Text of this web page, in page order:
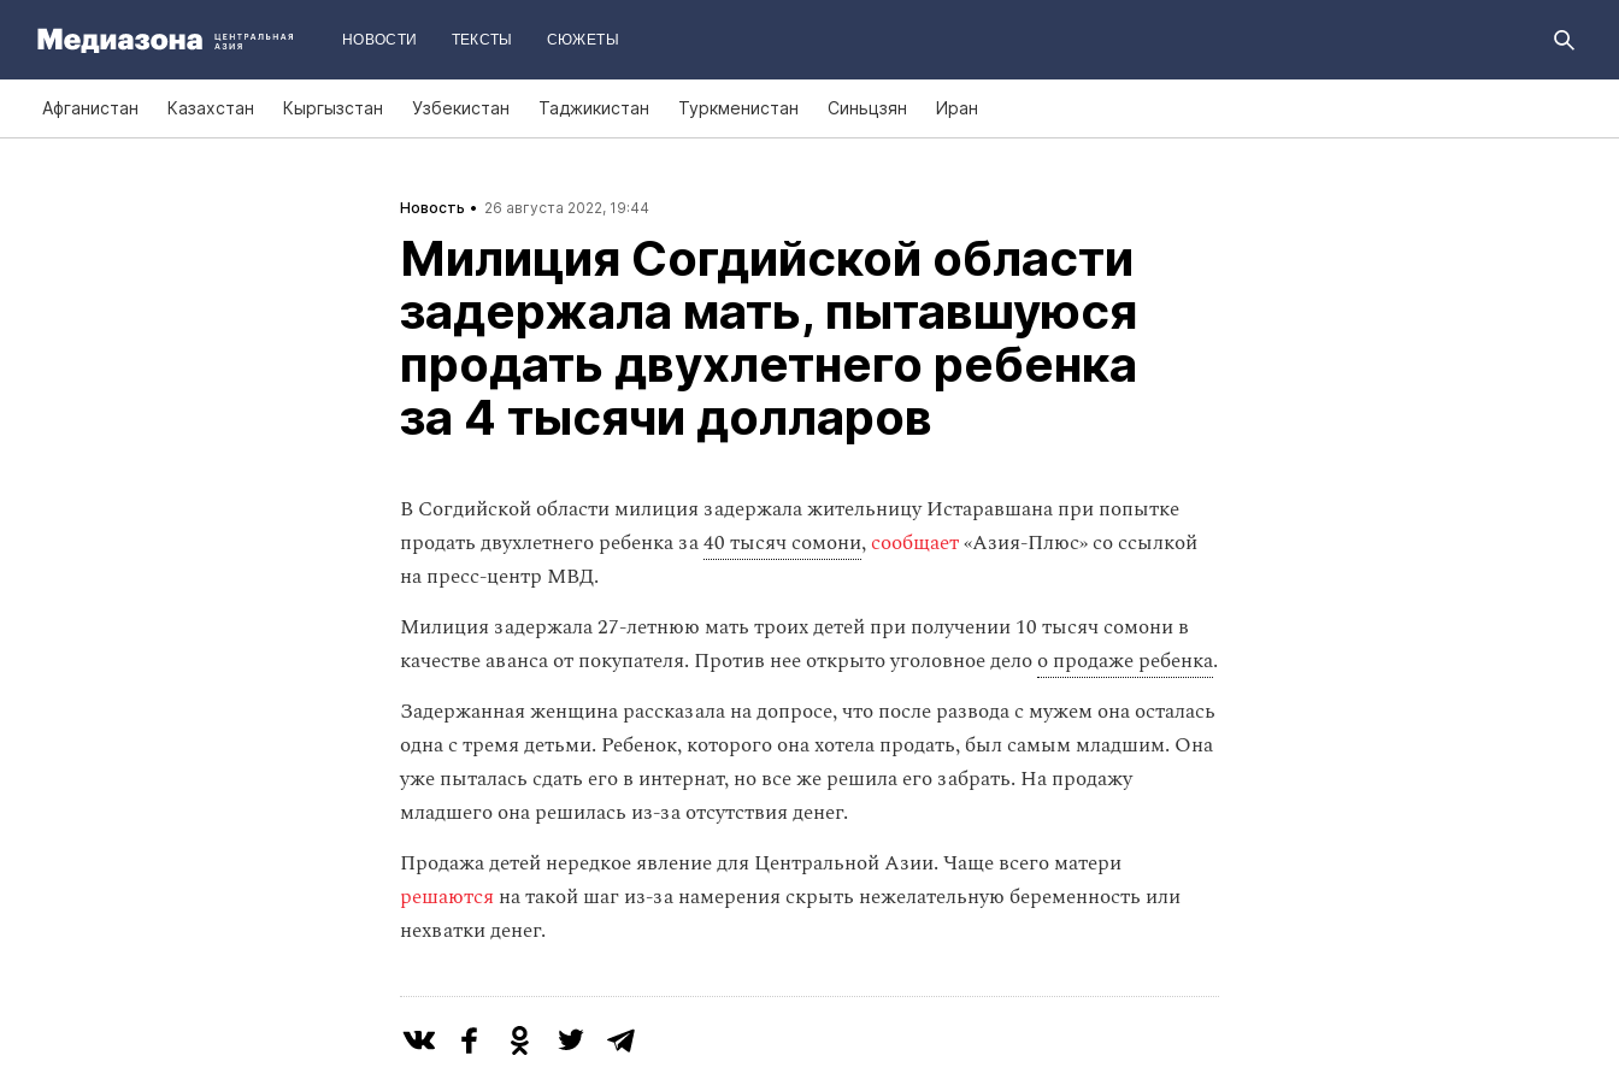
НОВОСТИ ТЕКСТЫ СЮЖЕТЫ
Афганистан Казахстан Кыргызстан Узбекистан Таджикистан Туркменистан Синьцзян Иран
Новость 26 августа 2022, 19:44
Милиция Согдийской области
задержала мать, пытавшуюся
продать двухлетнего ребенка
за 4 тысячи долларов
В Согдийской области милиция задержала жительницу Истаравшана при попытке
продать двухлетнего ребенка за40 тысяч сомони,сообщает«Азия-Плюс» со ссылкой
на пресс-центр МВД.
Милиция задержала 27-летнюю мать троих детей при получении 10 тысяч сомони в
качестве аванса от покупателя. Против нее открыто уголовное делоо продаже ребенка.
Задержанная женщина рассказала на допросе, что после развода с мужем она осталась
одна с тремя детьми. Ребенок, которого она хотела продать, был самым младшим. Она
уже пыталась сдать его в интернат, но все же решила его забрать. На продажу
младшего она решилась из-за отсутствия денег.
Продажа детей нередкое явление для Центральной Азии. Чаще всего матери
решаются на такой шаг из-за намерения скрыть нежелательную беременность или
нехватки денег.